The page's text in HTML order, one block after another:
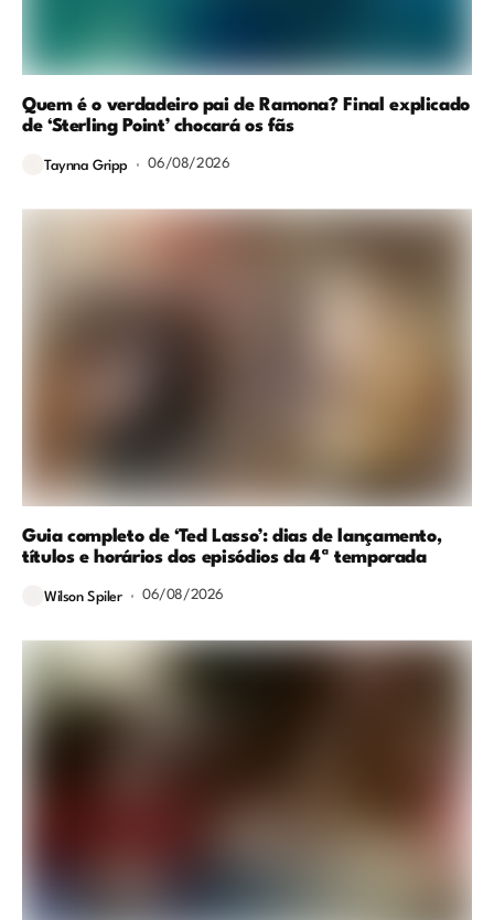
Quem é o verdadeiro pai de Ramona? Final explicado
de ‘Sterling Point’ chocará os fãs
Taynna Gripp 06/08/2026
Guia completo de ‘Ted Lasso’: dias de lançamento,
títulos e horários dos episódios da 4ª temporada
Wilson Spiler 06/08/2026